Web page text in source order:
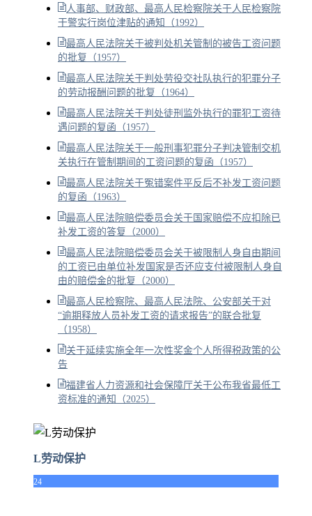
人事部、财政部、最高人民检察院关于人民检察院
干警实行岗位津贴的通知（1992）
最高人民法院关于被判处机关管制的被告工资问题
的批复（1957）
最高人民法院关于判处劳役交社队执行的犯罪分子
的劳动报酬问题的批复（1964）
最高人民法院关于判处徒刑监外执行的罪犯工资待
遇问题的复函（1957）
最高人民法院关于一般刑事犯罪分子判决管制交机
关执行在管制期间的工资问题的复函（1957）
最高人民法院关于冤错案件平反后不补发工资问题
的复函（1963）
最高人民法院赔偿委员会关于国家赔偿不应扣除已
补发工资的答复（2000）
最高人民法院赔偿委员会关于被限制人身自由期间
的工资已由单位补发国家是否还应支付被限制人身自
由的赔偿金的批复（2000）
最高人民检察院、最高人民法院、公安部关于对
“逾期释放人员补发工资的请求报告”的联合批复
（1958）
关于延续实施全年一次性奖金个人所得税政策的公
告
福建省人力资源和社会保障厅关于公布我省最低工
资标准的通知（2025）
L劳动保护
24